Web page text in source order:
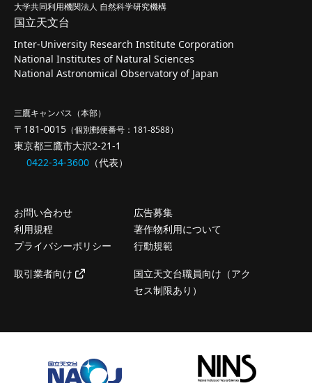
大学共同利用機関法人 自然科学研究機構
国立天文台
Inter-University Research Institute Corporation
National Institutes of Natural Sciences
National Astronomical Observatory of Japan
三鷹キャンパス（本部）
〒181-0015 （個別郵便番号：181-8588）
東京都三鷹市大沢2-21-1
0422-34-3600 （代表）
お問い合わせ
広告募集
利用規程
著作物利用について
プライバシーポリシー
行動規範
取引業者向け
国立天文台職員向け（アク
セス制限あり）